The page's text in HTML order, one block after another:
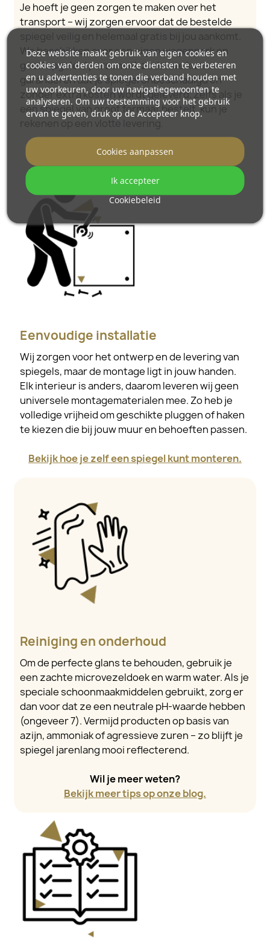
Je hoeft je geen zorgen te maken over het
transport – wij zorgen ervoor dat de bestelde
spiegel veilig en helemaal gratis bij jou aankomt.
We beschikken over een eigen wagenpark en
goed opgeleid personeel, zodat we kunnen
garanderen dat je spiegel onbeschadigd en
zonder extra kosten wordt geleverd. Zelfs als je
een spiegel van groot formaat bestelt, kun je
rekenen op een vlotte levering.
Bekijk hoe onze spiegels worden verpakt.
Eenvoudige installatie
Wij zorgen voor het ontwerp en de levering van
spiegels, maar de montage ligt in jouw handen.
Elk interieur is anders, daarom leveren wij geen
universele montagematerialen mee. Zo heb je
volledige vrijheid om geschikte pluggen of haken
te kiezen die bij jouw muur en behoeften passen.
Bekijk hoe je zelf een spiegel kunt monteren.
Reiniging en onderhoud
Om de perfecte glans te behouden, gebruik je
een zachte microvezeldoek en warm water. Als je
speciale schoonmaakmiddelen gebruikt, zorg er
dan voor dat ze een neutrale pH-waarde hebben
(ongeveer 7). Vermijd producten op basis van
azijn, ammoniak of agressieve zuren – zo blijft je
spiegel jarenlang mooi reflecterend.
Wil je meer weten?
Bekijk meer tips op onze blog.
Deze website maakt gebruik van eigen cookies en
cookies van derden om onze diensten te verbeteren
en u advertenties te tonen die verband houden met
uw voorkeuren, door uw navigatiegewoonten te
analyseren. Om uw toestemming voor het gebruik
ervan te geven, druk op de Accepteer knop.
Cookiebeleid
Cookies aanpassen
Ik accepteer